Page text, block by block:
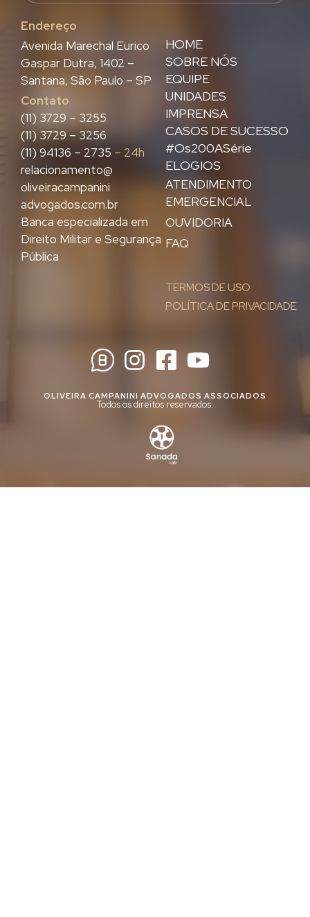
Endereço
HOME
SOBRE NÓS
EQUIPE
UNIDADES
IMPRENSA
CASOS DE SUCESSO
#Os200ASérie
ELOGIOS
ATENDIMENTO
EMERGENCIAL
OUVIDORIA
FAQ
TERMOS DE USO
POLÍTICA DE PRIVACIDADE
Avenida Marechal Eurico
Gaspar Dutra, 1402 –
Santana, São Paulo – SP
Contato
(11) 3729 – 3255
(11) 3729 – 3256
(11) 94136 – 2735 – 24h
relacionamento@
oliveiracampanini
advogados.com.br
Banca especializada em
Direito Militar e Segurança
Pública
OLIVEIRA CAMPANINI ADVOGADOS ASSOCIADOS
Todos os direitos reservados.